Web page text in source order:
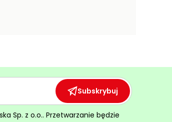
Subskrybuj
Sp. z o.o.. Przetwarzanie będzie